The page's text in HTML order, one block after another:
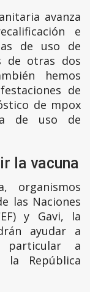
avanza
e
de uso de
de otras dos
hemos
de
de mpox
de uso de
la vacuna
organismos
las Naciones
y Gavi, la
ayudar a
particular a
la República